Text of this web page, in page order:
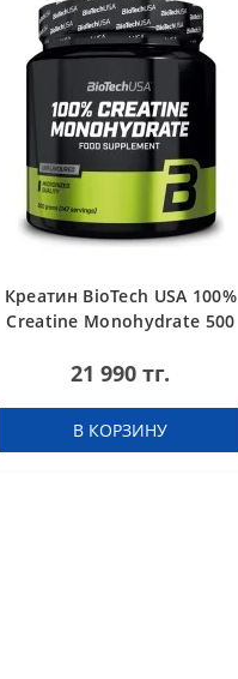
Креатин BioTech USA 100%
Creatine Monohydrate 500
21 990 тг.
В КОРЗИНУ